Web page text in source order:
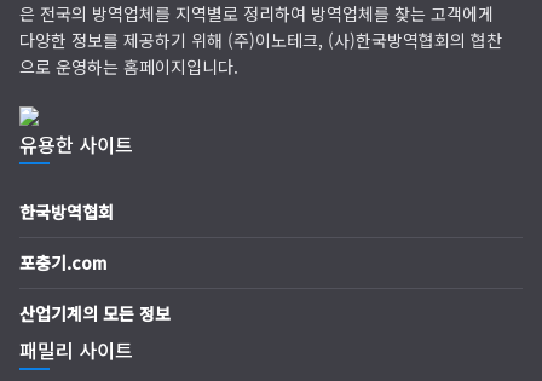
은 전국의 방역업체를 지역별로 정리하여 방역업체를 찾는 고객에게
다양한 정보를 제공하기 위해 (주)이노테크, (사)한국방역협회의 협찬
으로 운영하는 홈페이지입니다.
유용한 사이트
한국방역협회
포충기.com
산업기계의 모든 정보
패밀리 사이트